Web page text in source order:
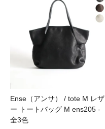
Ense（アンサ） / tote M レザ
ー トートバッグ M ens205 -
全3色